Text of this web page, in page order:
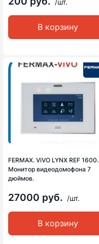
/шт.
В корзину
FERMAX. ViVO LYNX REF 1600.
Монитор видеодомофона 7
дюймов.
27000 руб. /шт.
В корзину